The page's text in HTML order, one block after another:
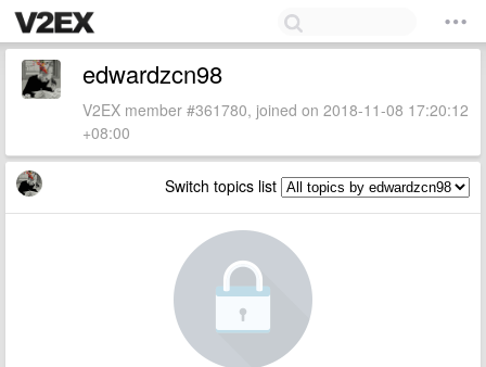
edwardzcn98
V2EX member #361780, joined on 2018-11-08 17:20:12
+08:00
Switch topics list